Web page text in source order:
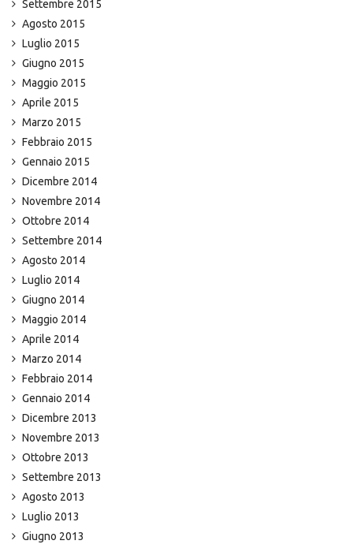
Settembre 2015
Agosto 2015
Luglio 2015
Giugno 2015
Maggio 2015
Aprile 2015
Marzo 2015
Febbraio 2015
Gennaio 2015
Dicembre 2014
Novembre 2014
Ottobre 2014
Settembre 2014
Agosto 2014
Luglio 2014
Giugno 2014
Maggio 2014
Aprile 2014
Marzo 2014
Febbraio 2014
Gennaio 2014
Dicembre 2013
Novembre 2013
Ottobre 2013
Settembre 2013
Agosto 2013
Luglio 2013
Giugno 2013